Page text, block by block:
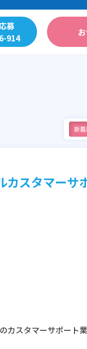
募
914
新
スタマーサ
カスタマーサポート